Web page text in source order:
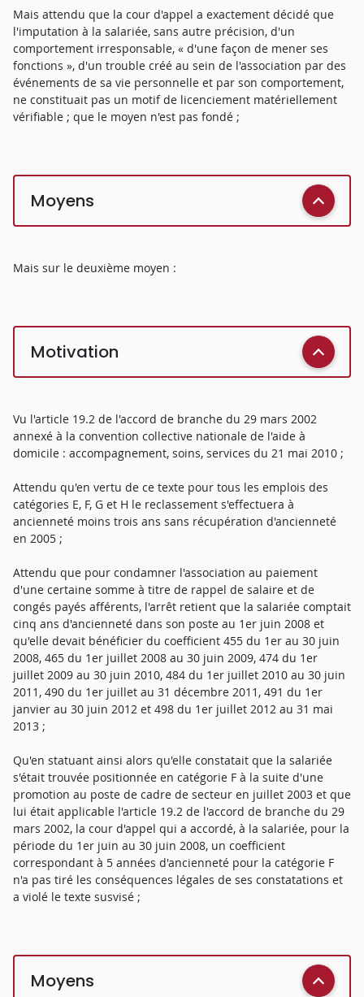
Mais attendu que la cour d'appel a exactement décidé que
l'imputation à la salariée, sans autre précision, d'un
comportement irresponsable, « d'une façon de mener ses
fonctions », d'un trouble créé au sein de l'association par des
événements de sa vie personnelle et par son comportement,
ne constituait pas un motif de licenciement matériellement
vérifiable ; que le moyen n'est pas fondé ;
Moyens
Mais sur le deuxième moyen :
Motivation
Vu l'article 19.2 de l'accord de branche du 29 mars 2002
annexé à la convention collective nationale de l'aide à
domicile : accompagnement, soins, services du 21 mai 2010 ;
Attendu qu'en vertu de ce texte pour tous les emplois des
catégories E, F, G et H le reclassement s'effectuera à
ancienneté moins trois ans sans récupération d'ancienneté
en 2005 ;
Attendu que pour condamner l'association au paiement
d'une certaine somme à titre de rappel de salaire et de
congés payés afférents, l'arrêt retient que la salariée comptait
cinq ans d'ancienneté dans son poste au 1er juin 2008 et
qu'elle devait bénéficier du coefficient 455 du 1er au 30 juin
2008, 465 du 1er juillet 2008 au 30 juin 2009, 474 du 1er
juillet 2009 au 30 juin 2010, 484 du 1er juillet 2010 au 30 juin
2011, 490 du 1er juillet au 31 décembre 2011, 491 du 1er
janvier au 30 juin 2012 et 498 du 1er juillet 2012 au 31 mai
2013 ;
Qu'en statuant ainsi alors qu'elle constatait que la salariée
s'était trouvée positionnée en catégorie F à la suite d'une
promotion au poste de cadre de secteur en juillet 2003 et que
lui était applicable l'article 19.2 de l'accord de branche du 29
mars 2002, la cour d'appel qui a accordé, à la salariée, pour la
période du 1er juin au 30 juin 2008, un coefficient
correspondant à 5 années d'ancienneté pour la catégorie F
n'a pas tiré les conséquences légales de ses constatations et
a violé le texte susvisé ;
Moyens